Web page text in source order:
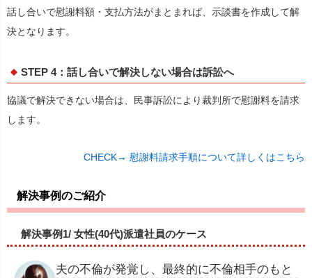
話し合いで慰謝料額・支払方法がまとまれば、示談書を作成して解
決となります。
STEP 4：話し合いで解決しない場合は訴訟へ
協議で解決できない場合は、民事訴訟により裁判所で慰謝料を請求
します。
CHECK→ 慰謝料請求手順について詳しくはこちら
解決事例のご紹介
解決事例1/ 女性(40代)派遣社員のケース
夫の不倫が発覚し、最終的に不倫相⼿のもと